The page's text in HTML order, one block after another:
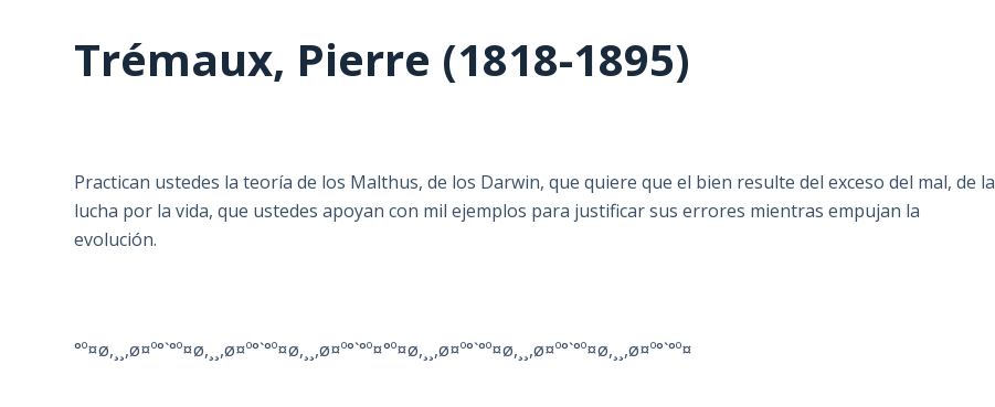
Trémaux, Pierre (1818-1895)
Practican ustedes la teoría de los Malthus, de los Darwin, que quiere que el bien resulte del exceso del mal, de la
lucha por la vida, que ustedes apoyan con mil ejemplos para justificar sus errores mientras empujan la
evolución.
°º¤ø,¸¸,ø¤º°`°º¤ø,¸¸,ø¤º°`°º¤ø,¸¸,ø¤º°`°º¤°º¤ø,¸¸,ø¤º°`°º¤ø,¸¸,ø¤º°`°º¤ø,¸¸,ø¤º°`°º¤